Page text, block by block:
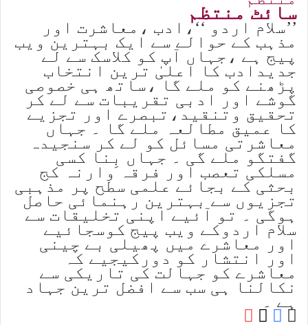
سائٹ منتظم
’’سلام اردو ‘‘،ادب ،معاشرت اور
مذہب کے حوالے سے ایک بہترین ویب
پیج ہے ،جہاں آپ کو کلاسک سے لے
جدیدادب کا اعلیٰ ترین انتخاب
پڑھنے کو ملے گا ،ساتھ ہی خصوصی
گوشے اور ادبی تقریبات سے لے کر
تحقیق وتنقید،تبصرے اور تجزیے
کا عمیق مطالعہ ملے گا ۔ جہاں
معاشرتی مسائل کو لے کر سنجیدہ
گفتگو ملے گی ۔ جہاں بِنا کسی
مسلکی تعصب اور فرقہ وارنہ کج
بحثی کے بجائے علمی سطح پر مذہبی
تجزیوں سے بہترین رہنمائی حاصل
ہوگی ۔ تو آئیے اپنی تخلیقات سے
سلام اردوکے ویب پیج کوسجائیے
اور معاشرے میں پھیلی بے چینی
اور انتشار کو دورکیجیے کہ
معاشرے کو جہالت کی تاریکی سے
نکالنا ہی سب سے افضل ترین جہاد
ہے ۔
Website
Facebook
X